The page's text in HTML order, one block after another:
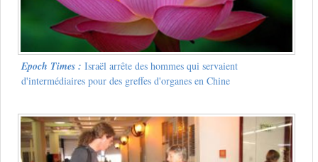
Epoch Times : Israël arrête des hommes qui servaient
d'intermédiaires pour des greffes d'organes en Chine